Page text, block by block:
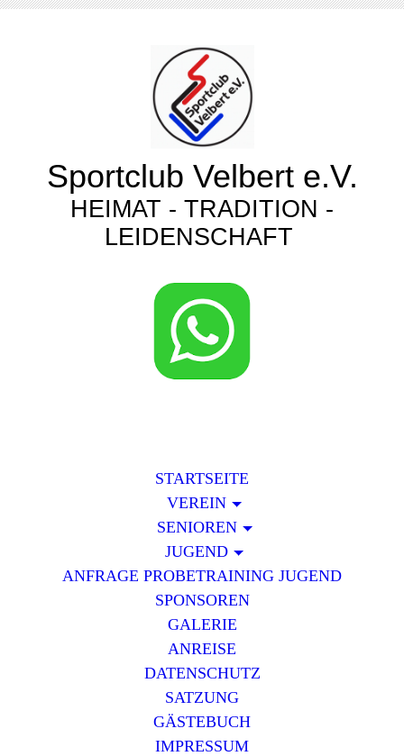
Sportclub Velbert e.V.
HEIMAT - TRADITION -
LEIDENSCHAFT
STARTSEITE
VEREIN
SENIOREN
JUGEND
ANFRAGE PROBETRAINING JUGEND
SPONSOREN
GALERIE
ANREISE
DATENSCHUTZ
SATZUNG
GÄSTEBUCH
IMPRESSUM